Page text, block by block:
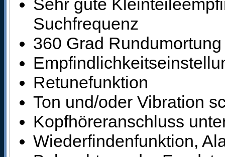
Sehr gute
Suchfrequenz
360 Grad
Retunefunktion
Ton und/oder Vibration
Kopfhöreranschluss
Wiederfindenfunktion,